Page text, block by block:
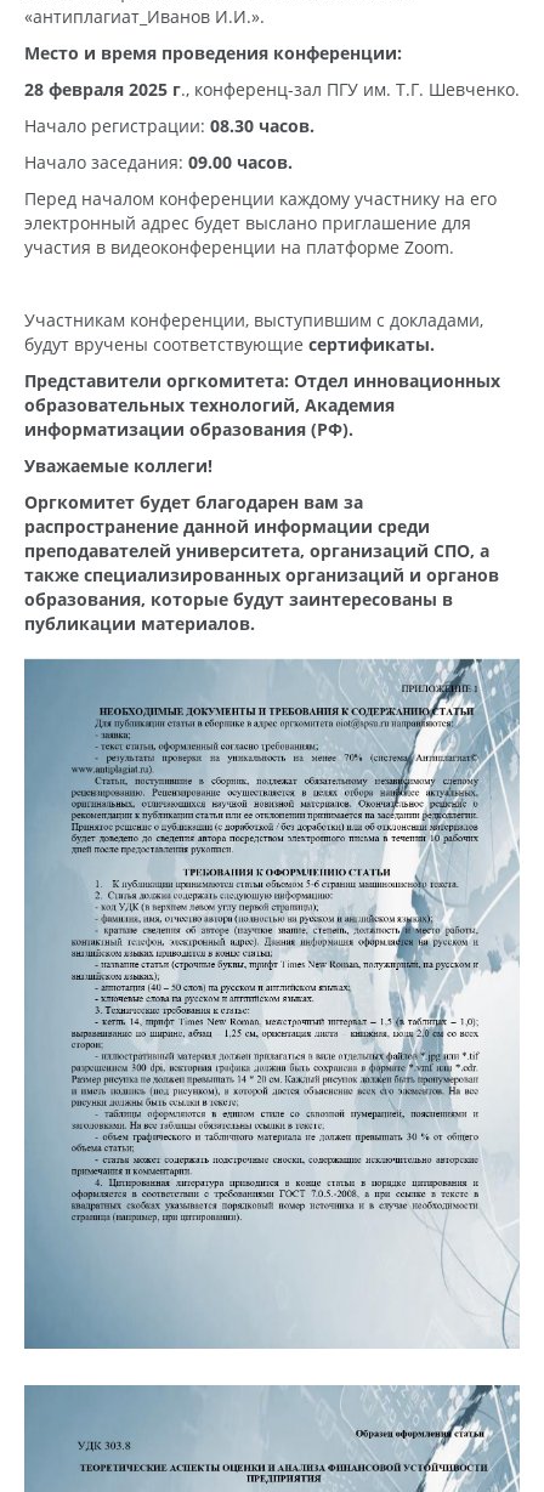
«антиплагиат_Иванов И.И.».
Место и время проведения конференции:
28 февраля 2025 г., конференц-зал ПГУ им. Т.Г. Шевченко.
Начало регистрации: 08.30 часов.
Начало заседания: 09.00 часов.
Перед началом конференции каждому участнику на его
электронный адрес будет выслано приглашение для
участия в видеоконференции на платформе Zoom.
Участникам конференции, выступившим с докладами,
будут вручены соответствующие сертификаты.
Представители оргкомитета: Отдел инновационных
образовательных технологий, Академия
информатизации образования (РФ).
Уважаемые коллеги!
Оргкомитет будет благодарен вам за
распространение данной информации среди
преподавателей университета, организаций СПО, а
также специализированных организаций и органов
образования, которые будут заинтересованы в
публикации материалов.